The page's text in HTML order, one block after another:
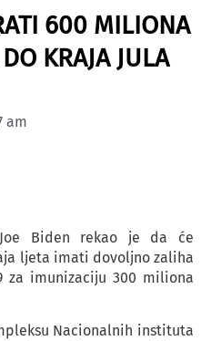
600 MILIONA
KRAJA JULA
am
Biden rekao je da će
ljeta imati dovoljno zaliha
za imunizaciju 300 miliona
Nacionalnih instituta